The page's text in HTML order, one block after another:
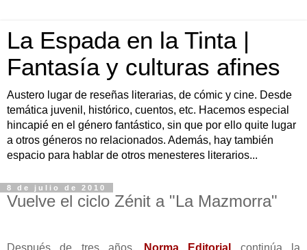
La Espada en la Tinta |
Fantasía y culturas afines
Austero lugar de reseñas literarias, de cómic y cine. Desde
temática juvenil, histórico, cuentos, etc. Hacemos especial
hincapié en el género fantástico, sin que por ello quite lugar
a otros géneros no relacionados. Además, hay también
espacio para hablar de otros menesteres literarios...
8 de julio de 2010
Vuelve el ciclo Zénit a "La Mazmorra"
Después de tres años, Norma Editorial
continúa la